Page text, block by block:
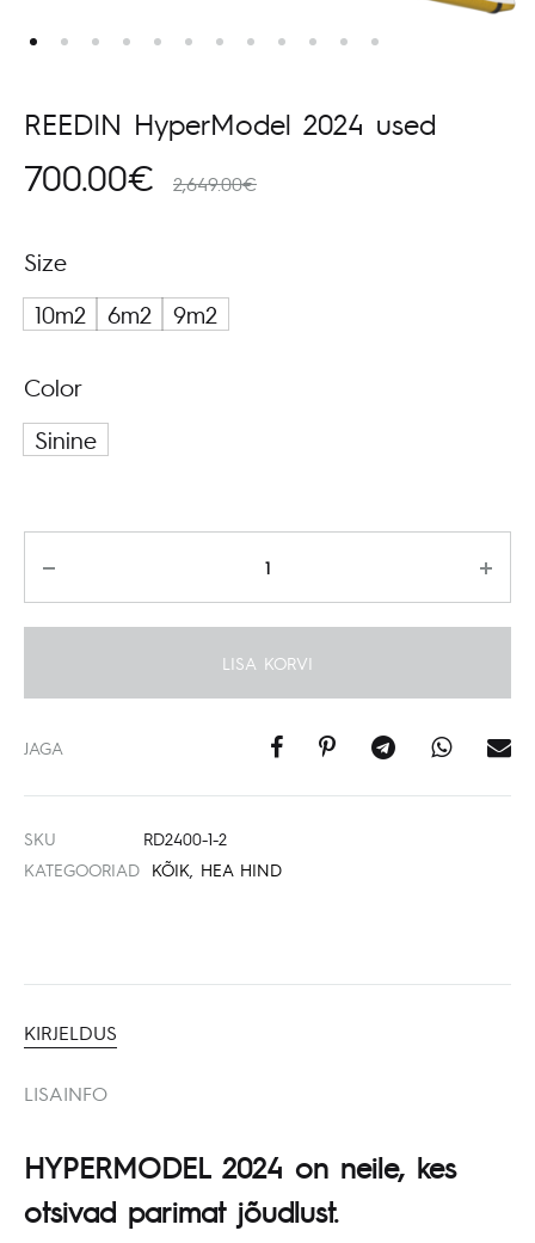
REEDIN HyperModel 2024 used
700.00€ 2,649.00€
Size
10m2
6m2 9m2
Color
Sinine
LISA KORVI
JAGA
SKU
RD2400-1-2
KATEGOORIAD
KÕIK HEA HIND
KIRJELDUS
LISAINFO
HYPERMODEL 2024 on neile, kes
otsivad parimat jõudlust.